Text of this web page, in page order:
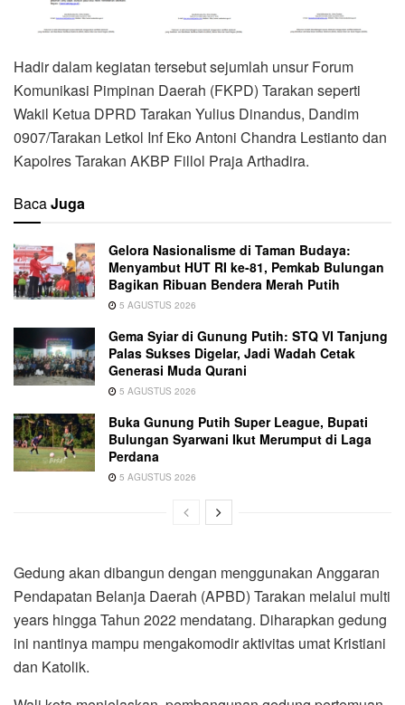
Hadir dalam kegiatan tersebut sejumlah unsur Forum
Komunikasi Pimpinan Daerah (FKPD) Tarakan seperti
Wakil Ketua DPRD Tarakan Yulius Dinandus, Dandim
0907/Tarakan Letkol Inf Eko Antoni Chandra Lestianto dan
Kapolres Tarakan AKBP Fillol Praja Arthadira.
BacaJuga
Gelora Nasionalisme di Taman Budaya:
Menyambut HUT RI ke-81, Pemkab Bulungan
Bagikan Ribuan Bendera Merah Putih
5 AGUSTUS 2026
Gema Syiar di Gunung Putih: STQ VI Tanjung
Palas Sukses Digelar, Jadi Wadah Cetak
Generasi Muda Qurani
5 AGUSTUS 2026
Buka Gunung Putih Super League, Bupati
Bulungan Syarwani Ikut Merumput di Laga
Perdana
5 AGUSTUS 2026
Gedung akan dibangun dengan menggunakan Anggaran
Pendapatan Belanja Daerah (APBD) Tarakan melalui multi
years hingga Tahun 2022 mendatang. Diharapkan gedung
ini nantinya mampu mengakomodir aktivitas umat Kristiani
dan Katolik.